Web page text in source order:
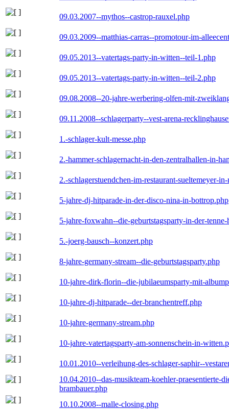
09.03.2007--mythos--castrop-rauxel.php
09.03.2009--matthias-carras--promotour-im-
09.05.2013--vatertags-party-in-witten--teil-1.php
09.05.2013--vatertags-party-in-witten--teil-2.php
09.08.2008--20-jahre-werbering-olfen-mit-
09.11.2008--schlagerparty--vest-arena-
1.-schlager-kult-messe.php
2.-hammer-schlagernacht-in-den-zentralhallen-in-
2.-schlagerstuendchen-im-restaurant-sueltemeyer-
5-jahre-dj-hitparade-in-der-disco-nina-in-bottrop.php
5-jahre-foxwahn--die-geburtstagsparty-in-der-tenne-
5.-joerg-bausch--konzert.php
8-jahre-germany-stream--die-geburtstagsparty.php
10-jahre-dirk-florin--die-jubilaeumsparty-mit-
10-jahre-dj-hitparade--der-branchentreff.php
10-jahre-germany-stream.php
10-jahre-vatertagsparty-am-sonnenschein-in-
10.01.2010--verleihung-des-schlager-saphir--
10.04.2010--das-musikteam-koehler-praesentierte-
brambauer.php
10.10.2008--malle-closing.php